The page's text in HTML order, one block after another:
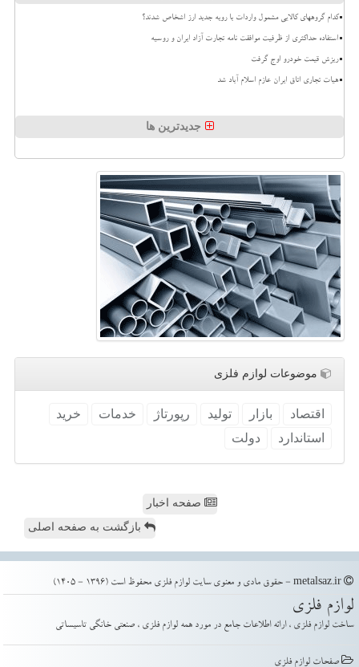
کدام گروههای کالایی مشمول واردات با رویه جدید ارز اشخاص شدند؟
استفاده حداکثری از ظرفیت موافقت نامه تجارت آزاد ایران و روسیه
ریزش قیمت خودرو اوج گرفت
هیات تجاری اتاق ایران عازم اسلام آباد شد
جدیدترین ها
موضوعات لوازم فلزی
اقتصاد بازار تولید رپورتاژ خدمات
خرید
استاندارد
دولت
صفحه اخبار
بازگشت به صفحه اصلی
لوازم فلزی
ساخت لوازم فلزی ، ارائه اطلاعات جامع در مورد همه لوازم فلزی ، صنعتی خانگی تاسیساتی
صفحات لوازم فلزی